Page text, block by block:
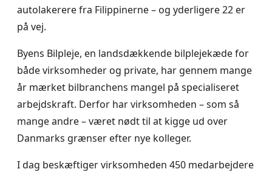
autolakerere fra Filippinerne – og yderligere 22 er
på vej.
Byens Bilpleje, en landsdækkende bilplejekæde for
både virksomheder og private, har gennem mange
år mærket bilbranchens mangel på specialiseret
arbejdskraft. Derfor har virksomheden – som så
mange andre – været nødt til at kigge ud over
Danmarks grænser efter nye kolleger.
I dag beskæftiger virksomheden 450 medarbejdere